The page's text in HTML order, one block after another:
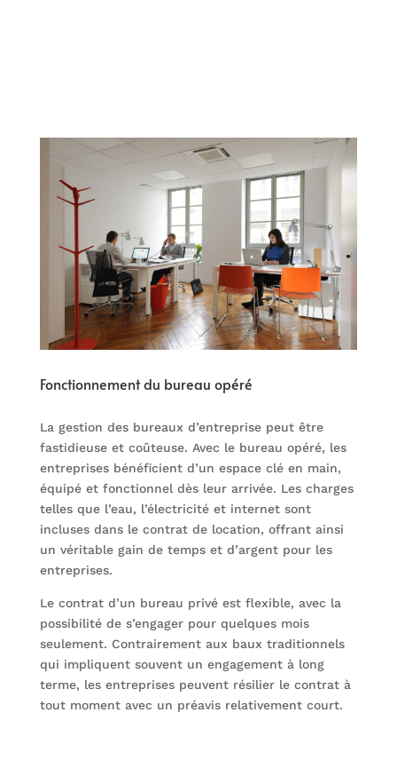
Fonctionnement du bureau opéré
La gestion des bureaux d’entreprise peut être
fastidieuse et coûteuse. Avec le bureau opéré, les
entreprises bénéficient d’un espace clé en main,
équipé et fonctionnel dès leur arrivée. Les charges
telles que l’eau, l’électricité et internet sont
incluses dans le contrat de location, offrant ainsi
un véritable gain de temps et d’argent pour les
entreprises.
Le contrat d’un bureau privé est flexible, avec la
possibilité de s’engager pour quelques mois
seulement. Contrairement aux baux traditionnels
qui impliquent souvent un engagement à long
terme, les entreprises peuvent résilier le contrat à
tout moment avec un préavis relativement court.